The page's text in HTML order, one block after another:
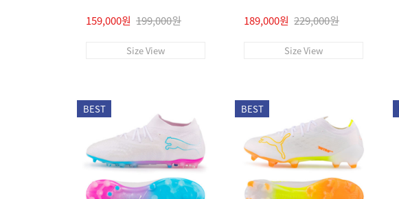
159,000원 199,000원
Size View
189,000원 229,000원
Size View
BEST BEST